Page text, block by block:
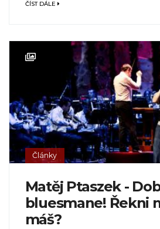
ČÍST DÁLE
Články
Matěj Ptaszek -
bluesmane! Řekni
máš?